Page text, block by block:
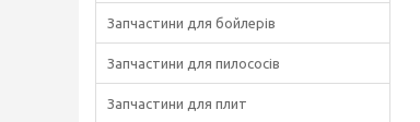
Запчастини для бойлерів
Запчастини для пилососів
Запчастини для плит